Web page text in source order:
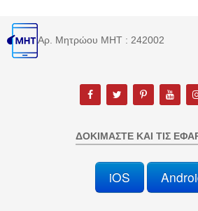
Αρ. Μητρώου MHT : 242002
ΔΟΚΙΜΆΣΤΕ ΚΑΙ ΤΙΣ
iOS